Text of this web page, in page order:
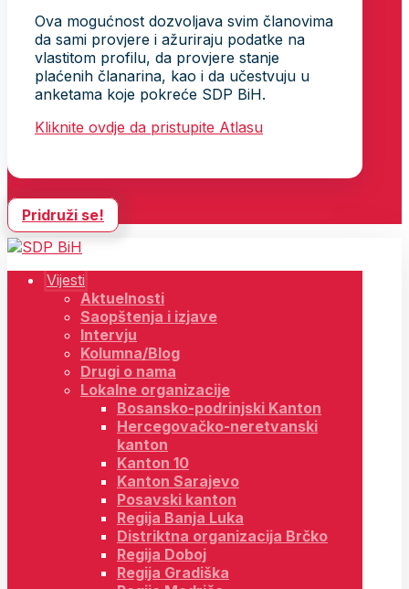
Ova mogućnost dozvoljava svim članovima
da sami provjere i ažuriraju podatke na
vlastitom profilu, da provjere stanje
plaćenih članarina, kao i da učestvuju u
anketama koje pokreće SDP BiH.
Kliknite ovdje da pristupite Atlasu
Pridruži se!
Vijesti
Aktuelnosti
Saopštenja i izjave
Intervju
Kolumna/Blog
Drugi o nama
Lokalne organizacije
Bosansko-podrinjski Kanton
Hercegovačko-neretvanski
kanton
Kanton 10
Kanton Sarajevo
Posavski kanton
Regija Banja Luka
Distriktna organizacija Brčko
Regija Doboj
Regija Gradiška